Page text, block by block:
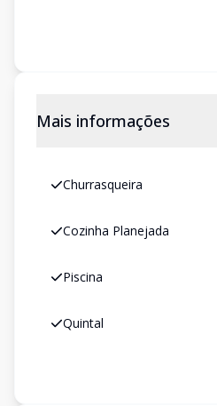
Mais informações
Churrasqueira
Cozinha Planejada
Piscina
Quintal